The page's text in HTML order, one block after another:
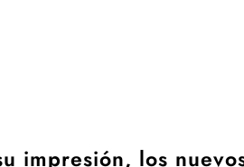
impresión, los